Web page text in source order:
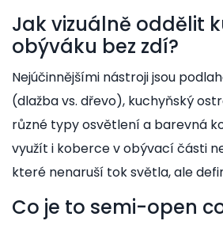
Jak vizuálně oddělit
obýváku bez zdí?
Nejúčinnějšími nástroji jsou
(dlažba vs. dřevo), kuchyňský
různé typy osvětlení a barevná
využít i koberce v obývací části
které nenaruší tok světla, ale
Co je to semi-open